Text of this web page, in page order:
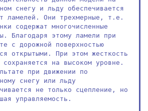
снегу и льду обеспечивается
ламелей. Они трехмерные, т.е.
содержат многочисленные
Благодаря этому ламели при
с дорожной поверхностью
открытыми. При этом жесткость
сохраняется на высоком уровне.
при движении по
снегу или льду
не только сцепление, но
управляемость.